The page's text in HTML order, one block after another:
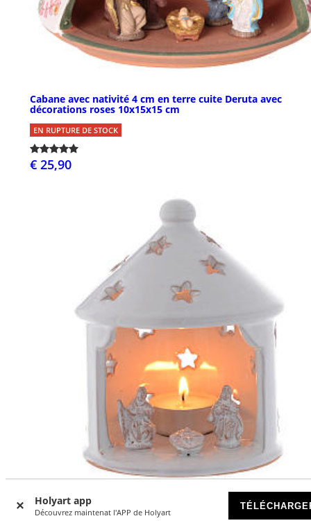
Holyart app
Découvrez maintenat l'APP de Holyart
Cabane avec nativité 4 cm en terre cuite Deruta avec
décorations roses 10x15x15 cm
EN RUPTURE DE STOCK
€ 25,90
Cabane photophore blanc percé de Noël terre cuite 13 cm